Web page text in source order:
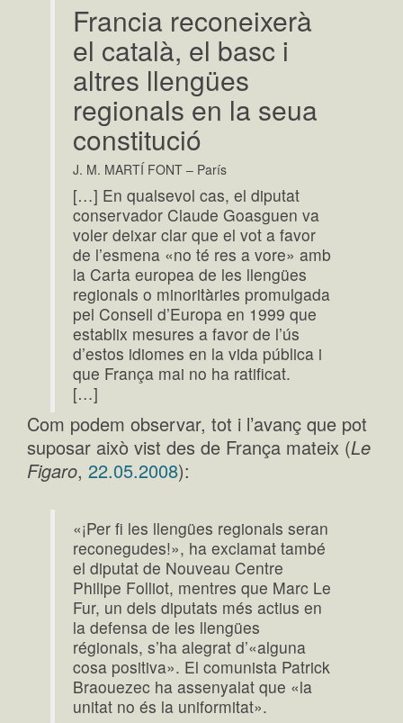
Francia reconeixerà
el català, el basc i
altres llengües
regionals en la seua
constitució
J. M. MARTÍ FONT – París
[…] En qualsevol cas, el diputat
conservador Claude Goasguen va
voler deixar clar que el vot a favor
de l’esmena «no té res a vore» amb
la Carta europea de les llengües
regionals o minoritàries promulgada
pel Consell d’Europa en 1999 que
establix mesures a favor de l’ús
d’estos idiomes en la vida pública i
que França mai no ha ratificat.
[…]
Com podem observar, tot i l’avanç que pot
suposar això vist des de França mateix (Le
Figaro, 22.05.2008):
«¡Per fi les llengües regionals seran
reconegudes!», ha exclamat també
el diputat de Nouveau Centre
Philipe Folliot, mentres que Marc Le
Fur, un dels diputats més actius en
la defensa de les llengües
régionals, s’ha alegrat d’«alguna
cosa positiva». El comunista Patrick
Braouezec ha assenyalat que «la
unitat no és la uniformitat».